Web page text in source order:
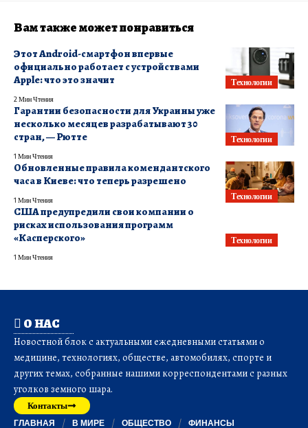
Вам также может понравиться
Технологии
Этот Android-смартфон впервые
официально работает с устройствами
Apple: что это значит
2 Мин Чтения
Технологии
Гарантии безопасности для Украины уже
несколько месяцев разрабатывают 30
стран, — Рютте
1 Мин Чтения
Технологии
Обновленные правила комендантского
часа в Киеве: что теперь разрешено
1 Мин Чтения
Технологии
США предупредили свои компании о
рисках использования программ
«Касперского»
1 Мин Чтения
О НАС
Новостной блок с актуальными ежедневными статьями о
медицине, технологиях, обществе, автомобилях, спорте и
других темах, собранные нашими корреспондентами с разных
уголков земного шара.
Контакты
ГЛАВНАЯ В МИРЕ ОБЩЕСТВО ФИНАНСЫ